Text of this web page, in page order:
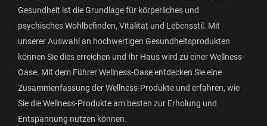
Gesundheit ist die Grundlage für körperliches und
psychisches Wohlbefinden, Vitalität und Lebensstil. Mit
unserer Auswahl an hochwertigen Gesundheitsprodukten
können Sie dies erreichen und Ihr Haus wird zu einer Wellness-
Oase. Mit dem Führer Wellness-Oase entdecken Sie eine
Zusammenfassung der Wellness-Produkte und erfahren, wie
Sie die Wellness-Produkte am besten zur Erholung und
Entspannung nutzen können.